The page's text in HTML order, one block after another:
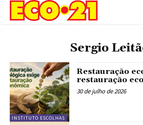
Sergio
INSTITUTO ESCOLHAS
Restauração
restauração
30 de julho de 2026